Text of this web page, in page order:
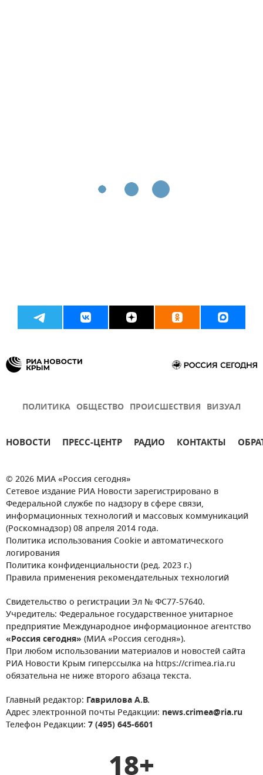
ПОЛИТИКА ОБЩЕСТВО ПРОИСШЕСТВИЯ ВИЗУАЛ
НОВОСТИ ПРЕСС-ЦЕНТР РАДИО КОНТАКТЫ
© 2026 МИА «Россия сегодня»
Сетевое издание РИА Новости зарегистрировано в
Федеральной службе по надзору в сфере связи,
информационных технологий и массовых коммуникаций
(Роскомнадзор) 08 апреля 2014 года.
Политика использования Cookie и автоматического
логирования
Политика конфиденциальности (ред. 2023 г.)
Правила применения рекомендательных технологий
Свидетельство о регистрации Эл № ФС77-57640.
Учредитель: Федеральное государственное унитарное
предприятие Международное информационное агентство
«Россия сегодня» (МИА «Россия сегодня»).
При любом использовании материалов и новостей сайта
РИА Новости Крым гиперссылка на https://crimea.ria.ru
обязательна не ниже второго абзаца текста.
Главный редактор: Гаврилова А.В.
Адрес электронной почты Редакции: news.crimea@ria.ru
Телефон Редакции: 7 (495) 645-6601